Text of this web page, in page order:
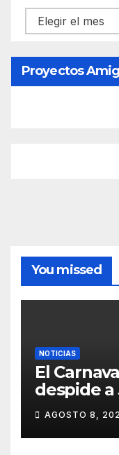
Contenido
Proyectos
You missed
NOTICIAS
El
despide
AGOSTO 8,